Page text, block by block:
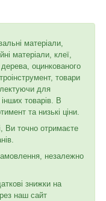
матеріали,
матеріали, клеї,
оцинкованого
товари
для
товарів. В
та низькі ціни.
Ви точно отримаєте
незалежно
знижки на
наш сайт